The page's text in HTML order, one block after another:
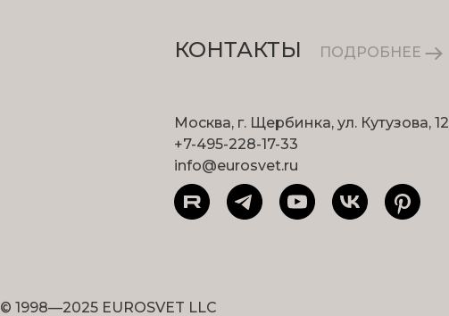
КОНТАКТЫ ПОДРОБНЕЕ
Москва, г. Щербинка, ул. Кутузова, 12
+7-495-228-17-33
info@eurosvet.ru
© 1998—2025 EUROSVET LLC